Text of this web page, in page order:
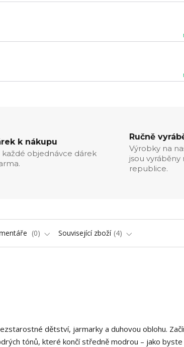
k nákupu
každé objednávce dárek
Ručně
Výrobky na
jsou vyráběny
republice.
0 Související zboží 4
dětství, jarmarky a duhovou oblohu.
tónů, které končí středně modrou – jako byste